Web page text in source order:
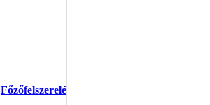
Főzőfelszerelések